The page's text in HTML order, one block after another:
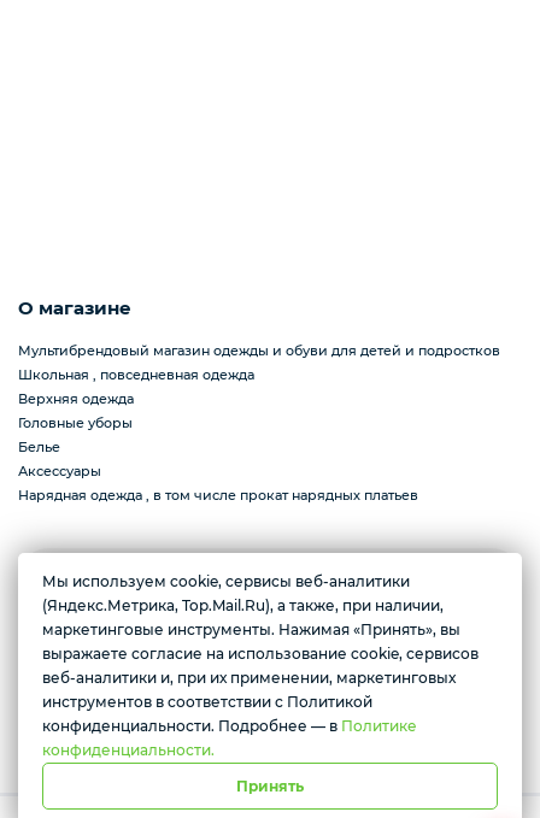
О магазине
Мультибрендовый магазин одежды и обуви для детей и подростков
Школьная , повседневная одежда
Верхняя одежда
Головные уборы
Белье
Аксессуары
Нарядная одежда , в том числе прокат нарядных платьев
Республика Татарстан (Татарстан), Альметьевск, ул.
Гафиатуллина, 62
Ежедневно с 11.00 до 19.00
Условия доставки
Мы используем cookie, сервисы веб-аналитики
(Яндекс.Метрика, Top.Mail.Ru), а также, при наличии,
маркетинговые инструменты. Нажимая «Принять», вы
выражаете согласие на использование cookie, сервисов
веб-аналитики и, при их применении, маркетинговых
инструментов в соответствии с Политикой
конфиденциальности. Подробнее — в Политике
конфиденциальности.
Принять
Желаете подозвать сотрудника